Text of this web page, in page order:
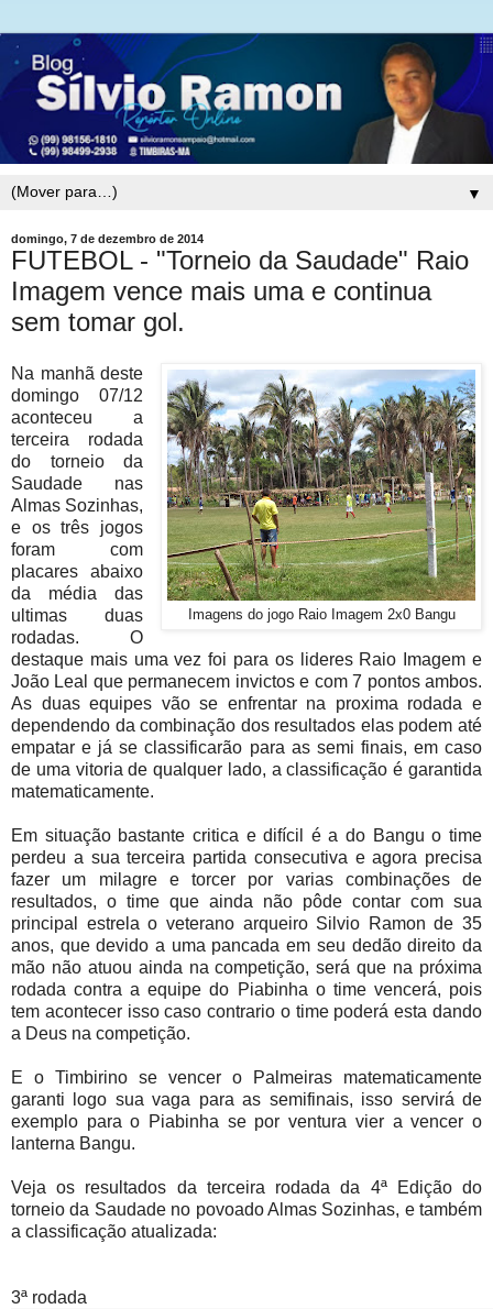
▼
domingo, 7 de dezembro de 2014
FUTEBOL - "Torneio da Saudade" Raio
Imagem vence mais uma e continua
sem tomar gol.
Imagens do jogo Raio Imagem 2x0 Bangu
Na manhã deste
domingo 07/12
aconteceu a
terceira rodada
do torneio da
Saudade nas
Almas Sozinhas,
e os três jogos
foram com
placares abaixo
da média das
ultimas duas
rodadas. O
destaque mais uma vez foi para os lideres Raio Imagem e
João Leal que permanecem invictos e com 7 pontos ambos.
As duas equipes vão se enfrentar na proxima rodada e
dependendo da combinação dos resultados elas podem até
empatar e já se classificarão para as semi finais, em caso
de uma vitoria de qualquer lado, a classificação é garantida
matematicamente.
Em situação bastante critica e difícil é a do Bangu o time
perdeu a sua terceira partida consecutiva e agora precisa
fazer um milagre e torcer por varias combinações de
resultados, o time que ainda não pôde contar com sua
principal estrela o veterano arqueiro Silvio Ramon de 35
anos, que devido a uma pancada em seu dedão direito da
mão não atuou ainda na competição, será que na próxima
rodada contra a equipe do Piabinha o time vencerá, pois
tem acontecer isso caso contrario o time poderá esta dando
a Deus na competição.
E o Timbirino se vencer o Palmeiras matematicamente
garanti logo sua vaga para as semifinais, isso servirá de
exemplo para o Piabinha se por ventura vier a vencer o
lanterna Bangu.
Veja os resultados da terceira rodada da 4ª Edição do
torneio da Saudade no povoado Almas Sozinhas, e também
a classificação atualizada:
3ª rodada